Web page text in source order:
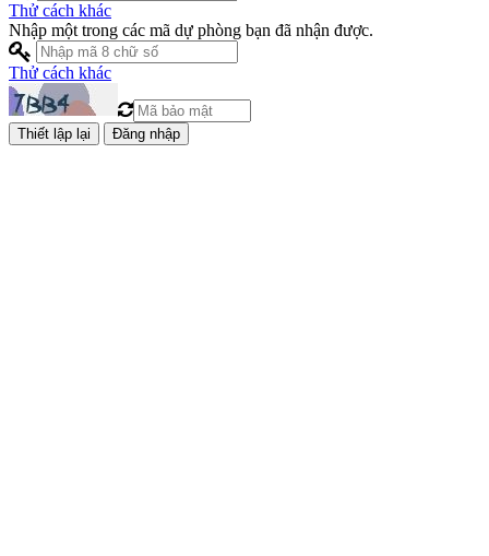
Thử cách khác
Nhập một trong các mã dự phòng bạn đã nhận được.
Thử cách khác
Đăng nhập